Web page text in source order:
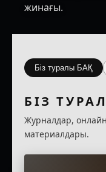
жинағы.
Біз туралы БАҚ
БІЗ
Журналдар,
материалдары.